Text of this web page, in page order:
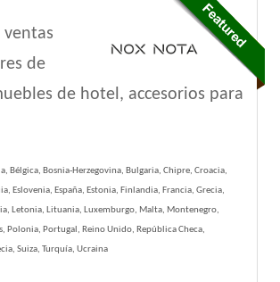
ventas
de
de hotel, accesorios para
Bélgica, Bosnia-Herzegovina, Bulgaria, Chipre, Croacia,
Eslovenia, España, Estonia, Finlandia, Francia, Grecia,
Letonia, Lituania, Luxemburgo, Malta, Montenegro,
Polonia, Portugal, Reino Unido, República Checa,
Suiza, Turquía, Ucraina